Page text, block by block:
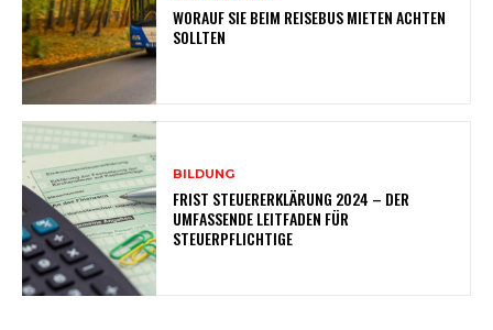
WORAUF SIE BEIM REISEBUS MIETEN ACHTEN
SOLLTEN
BILDUNG
FRIST STEUERERKLÄRUNG 2024 – DER
UMFASSENDE LEITFADEN FÜR
STEUERPFLICHTIGE